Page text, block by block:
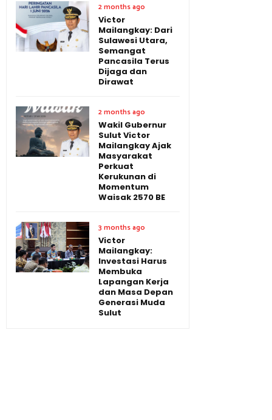
2 months ago
Victor
Mailangkay: Dari
Sulawesi Utara,
Semangat
Pancasila Terus
Dijaga dan
Dirawat
2 months ago
Wakil Gubernur
Sulut Victor
Mailangkay Ajak
Masyarakat
Perkuat
Kerukunan di
Momentum
Waisak 2570 BE
3 months ago
Victor
Mailangkay:
Investasi Harus
Membuka
Lapangan Kerja
dan Masa Depan
Generasi Muda
Sulut